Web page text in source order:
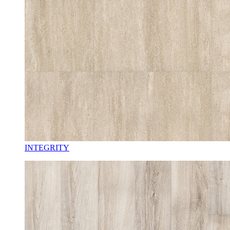
INTEGRITY